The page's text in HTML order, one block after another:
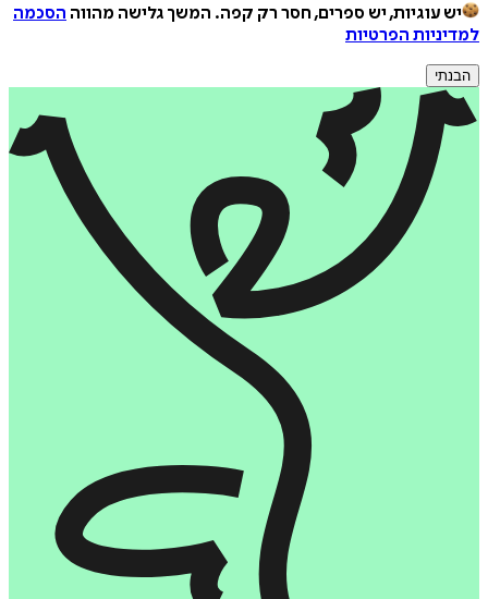
יש עוגיות, יש ספרים, חסר רק קפה. המשך גלישה מהווה הסכמה
למדיניות הפרטיות
הבנתי